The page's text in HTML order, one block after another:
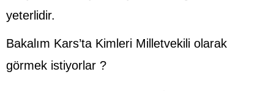
yeterlidir.
Bakalım Kars’ta Kimleri Milletvekili olarak
görmek istiyorlar ?